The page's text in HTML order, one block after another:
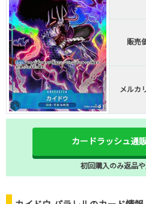
販売
メルカ
カードラッシュ通
初回購入のみ返品